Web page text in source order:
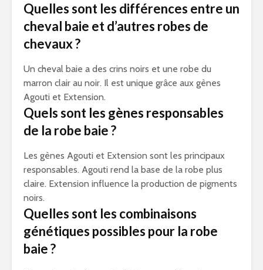
Quelles sont les différences entre un
cheval baie et d’autres robes de
chevaux ?
Un cheval baie a des crins noirs et une robe du
marron clair au noir. Il est unique grâce aux gènes
Agouti et Extension.
Quels sont les gènes responsables
de la robe baie ?
Les gènes Agouti et Extension sont les principaux
responsables. Agouti rend la base de la robe plus
claire. Extension influence la production de pigments
noirs.
Quelles sont les combinaisons
génétiques possibles pour la robe
baie ?